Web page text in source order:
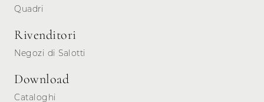
Quadri
Rivenditori
Negozi di Salotti
Download
Cataloghi